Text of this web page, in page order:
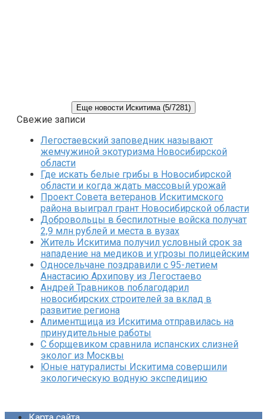
Еще новости Искитима (5/7281)
Свежие записи
Легостаевский заповедник называют
жемчужиной экотуризма Новосибирской
области
Где искать белые грибы в Новосибирской
области и когда ждать массовый урожай
Проект Совета ветеранов Искитимского
района выиграл грант Новосибирской области
Добровольцы в беспилотные войска получат
2,9 млн рублей и места в вузах
Житель Искитима получил условный срок за
нападение на медиков и угрозы полицейским
Односельчане поздравили с 95-летием
Анастасию Архипову из Легостаево
Андрей Травников поблагодарил
новосибирских строителей за вклад в
развитие региона
Алиментщица из Искитима отправилась на
принудительные работы
С борщевиком сравнила испанских слизней
эколог из Москвы
Юные натуралисты Искитима совершили
экологическую водную экспедицию